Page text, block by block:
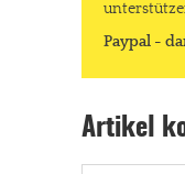
Paypal -
Artikel